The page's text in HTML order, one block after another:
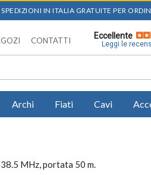
SPEDIZIONI IN ITALIA GRATUITE PER
CONTATTI
Eccellente
Leggi le
Archi Fiati Cavi
MHz, portata 50 m.